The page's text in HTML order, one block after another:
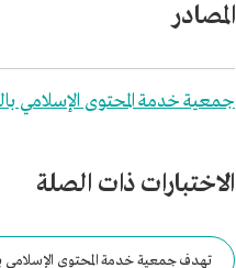
المصادر
جمعية خدمة المحتوى الإسلامي
الاختبارات ذات الصلة
تهدف جمعية خدمة المحتوى الإسلامي